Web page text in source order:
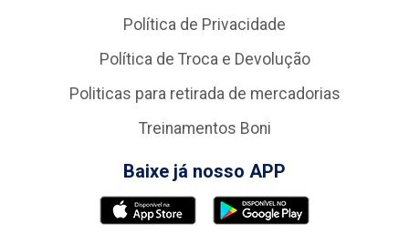
Política de Privacidade
Política de Troca e Devolução
Politicas para retirada de mercadorias
Treinamentos Boni
Baixe já nosso APP